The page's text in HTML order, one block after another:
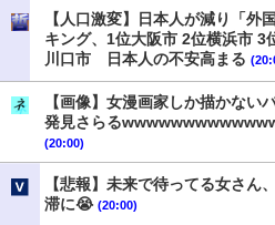
【人口激変】日本人が減り「外
キング、1位大阪市 2位横浜市 3
川口市 日本人の不安高まる
【画像】女漫画家しか描かない
発見さらる
(20:00)
【悲報】未来で待ってる女さん
滞に😭 (20:00)